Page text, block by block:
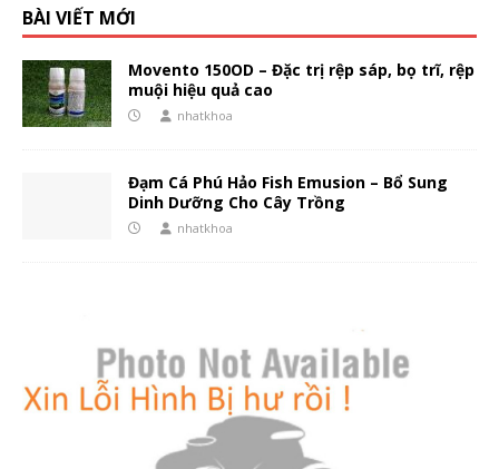
BÀI VIẾT MỚI
Movento 150OD – Đặc trị rệp sáp, bọ trĩ, rệp
muội hiệu quả cao
nhatkhoa
Đạm Cá Phú Hảo Fish Emusion – Bổ Sung
Dinh Dưỡng Cho Cây Trồng
nhatkhoa